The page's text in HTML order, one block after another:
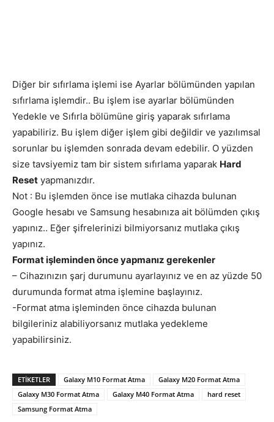
Diğer bir sıfırlama işlemi ise Ayarlar bölümünden yapılan
sıfırlama işlemdir.. Bu işlem ise ayarlar bölümünden
Yedekle ve Sıfırla bölümüne giriş yaparak sıfırlama
yapabiliriz. Bu işlem diğer işlem gibi değildir ve yazılımsal
sorunlar bu işlemden sonrada devam edebilir. O yüzden
size tavsiyemiz tam bir sistem sıfırlama yaparak Hard
Reset yapmanızdır.
Not : Bu işlemden önce ise mutlaka cihazda bulunan
Google hesabı ve Samsung hesabınıza ait bölümden çıkış
yapınız.. Eğer şifrelerinizi bilmiyorsanız mutlaka çıkış
yapınız.
Format işleminden önce yapmanız gerekenler
– Cihazınızın şarj durumunu ayarlayınız ve en az yüzde 50
durumunda format atma işlemine başlayınız.
-Format atma işleminden önce cihazda bulunan
bilgileriniz alabiliyorsanız mutlaka yedekleme
yapabilirsiniz.
ETIKETLER Galaxy M10 Format Atma
Galaxy M20 Format Atma
Galaxy M30 Format Atma
Galaxy M40 Format Atma
hard reset
Samsung Format Atma